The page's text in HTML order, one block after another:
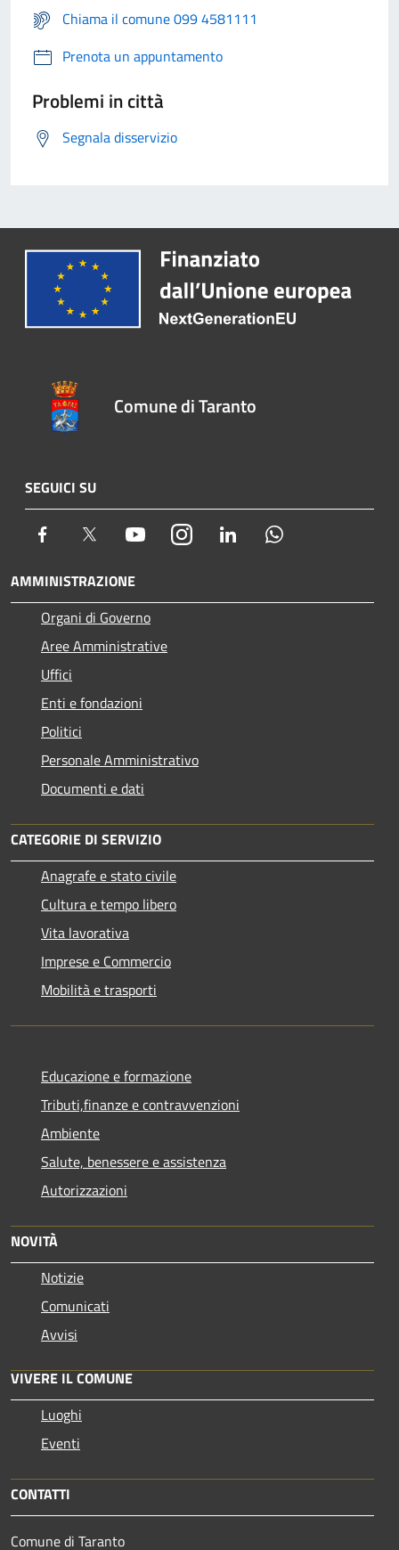
Chiama il comune 099 4581111
Prenota un appuntamento
Problemi in città
Segnala disservizio
Comune di Taranto
SEGUICI SU
Facebook Twitter YoutubeInstagram LinkedIn
AMMINISTRAZIONE
Organi di Governo
Aree Amministrative
Uffici
Enti e fondazioni
Politici
Personale Amministrativo
Documenti e dati
CATEGORIE DI SERVIZIO
Anagrafe e stato civile
Cultura e tempo libero
Vita lavorativa
Imprese e Commercio
Mobilità e trasporti
Educazione e formazione
Tributi,finanze e contravvenzioni
Ambiente
Salute, benessere e assistenza
Autorizzazioni
NOVITÀ
Notizie
Comunicati
Avvisi
VIVERE IL COMUNE
Luoghi
Eventi
CONTATTI
Comune di Taranto